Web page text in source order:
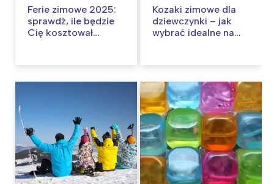
Ferie zimowe 2025:
sprawdź, ile będzie
Cię kosztował
Kozaki zimowe dla
dziewczynki – jak
wybrać idealne na